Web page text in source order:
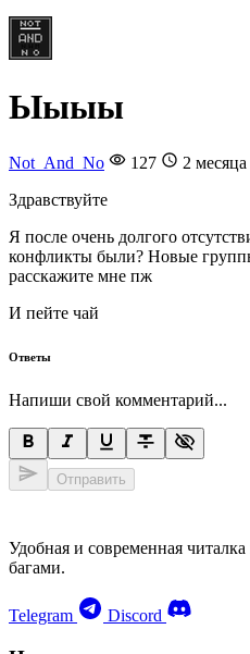
Ыыыы
Not_And_No 127
2 месяца
Здравствуйте
Я после очень долгого
конфликты были? Новые
расскажите мне пж
И пейте чай
Ответы
Напиши свой комментарий...
Отправить
Удобная и современная
багами.
Telegram Discord